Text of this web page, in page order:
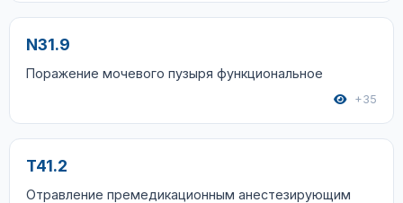
N31.9
Поражение мочевого пузыря функциональное
+35
T41.2
Отравление премедикационным анестезирующим